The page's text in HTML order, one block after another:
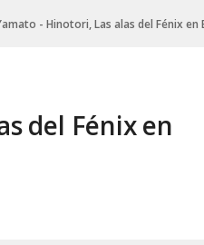
- Hinotori, Las alas del Fénix en
del Fénix en